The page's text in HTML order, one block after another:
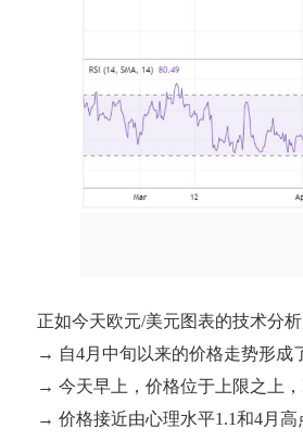
正如今天欧元/美元图表的技术分析
→ 自4月中旬以来的价格走势形成
→ 今天早上，价格位于上限之上，
→ 价格接近由心理水平1.1和4月高